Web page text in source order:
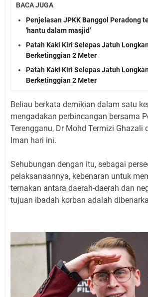
BACA JUGA
Penjelasan JPKK Banggol Peradong
'hantu dalam masjid'
Patah Kaki Kiri Selepas Jatuh
Berketinggian 2 Meter
Patah Kaki Kiri Selepas Jatuh
Berketinggian 2 Meter
Beliau berkata demikian dalam satu
mengadakan perbincangan bersama
Terengganu, Dr Mohd Termizi Ghazali
Iman hari ini.
Sehubungan dengan itu, sebagai
pelaksanaannya, kebenaran untuk
ternakan antara daerah-daerah dan
tujuan ibadah korban adalah